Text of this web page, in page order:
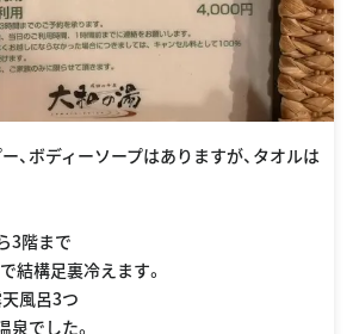
、ボディーソープはありますが、タオルは
3階まで
結構足裏冷えます。
風呂3つ
でした。